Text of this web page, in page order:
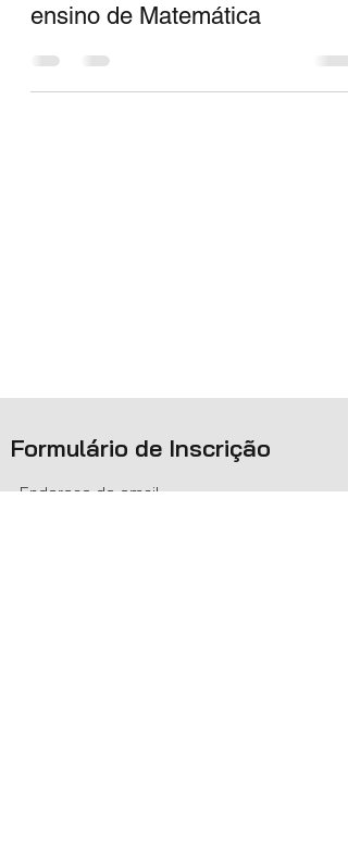
ensino de Matemática
Formulário de Inscrição